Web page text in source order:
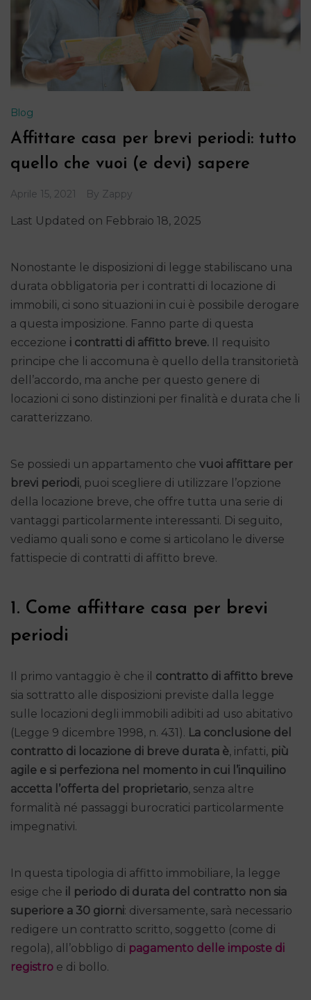
Blog
Affittare casa per brevi periodi: tutto
quello che vuoi (e devi) sapere
Aprile 15, 2021 By Zappy
Last Updated on Febbraio 18, 2025
Nonostante le disposizioni di legge stabiliscano una
durata obbligatoria per i contratti di locazione di
immobili, ci sono situazioni in cui è possibile derogare
a questa imposizione. Fanno parte di questa
eccezione i contratti di affitto breve. Il requisito
principe che li accomuna è quello della transitorietà
dell’accordo, ma anche per questo genere di
locazioni ci sono distinzioni per finalità e durata che li
caratterizzano.
Se possiedi un appartamento che vuoi affittare per
brevi periodi, puoi scegliere di utilizzare l’opzione
della locazione breve, che offre tutta una serie di
vantaggi particolarmente interessanti. Di seguito,
vediamo quali sono e come si articolano le diverse
fattispecie di contratti di affitto breve.
1. Come affittare casa per brevi
periodi
Il primo vantaggio è che il contratto di affitto breve
sia sottratto alle disposizioni previste dalla legge
sulle locazioni degli immobili adibiti ad uso abitativo
(Legge 9 dicembre 1998, n. 431). La conclusione del
contratto di locazione di breve durata è, infatti, più
agile e si perfeziona nel momento in cui l’inquilino
accetta l’offerta del proprietario, senza altre
formalità né passaggi burocratici particolarmente
impegnativi.
In questa tipologia di affitto immobiliare, la legge
esige che il periodo di durata del contratto non sia
superiore a 30 giorni: diversamente, sarà necessario
redigere un contratto scritto, soggetto (come di
regola), all’obbligo di pagamento delle imposte di
registro e di bollo.